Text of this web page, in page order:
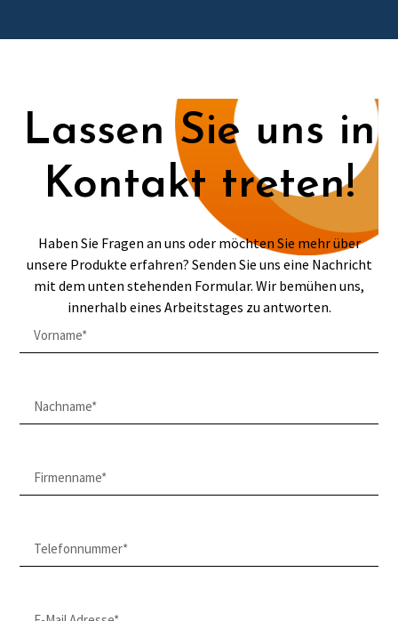
Lassen Sie uns in
Kontakt treten!
Haben Sie Fragen an uns oder möchten Sie mehr über
unsere Produkte erfahren? Senden Sie uns eine Nachricht
mit dem unten stehenden Formular. Wir bemühen uns,
innerhalb eines Arbeitstages zu antworten.